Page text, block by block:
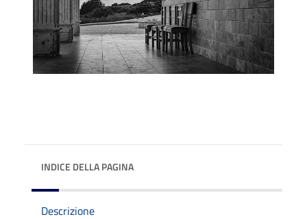
INDICE DELLA PAGINA
Descrizione